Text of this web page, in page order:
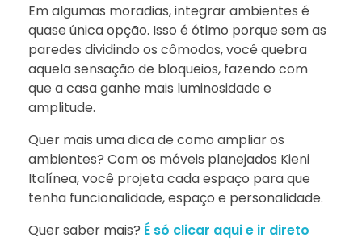
Em algumas moradias, integrar ambientes é
quase única opção. Isso é ótimo porque sem as
paredes dividindo os cômodos, você quebra
aquela sensação de bloqueios, fazendo com
que a casa ganhe mais luminosidade e
amplitude.
Quer mais uma dica de como ampliar os
ambientes? Com os móveis planejados Kieni
Italínea, você projeta cada espaço para que
tenha funcionalidade, espaço e personalidade.
Quer saber mais? É só clicar aqui e ir direto